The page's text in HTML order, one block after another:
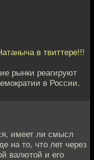
в твиттере!!!
рынки реагируют
в России.
имеет ли смысл
на то, что лет через
валютой и его